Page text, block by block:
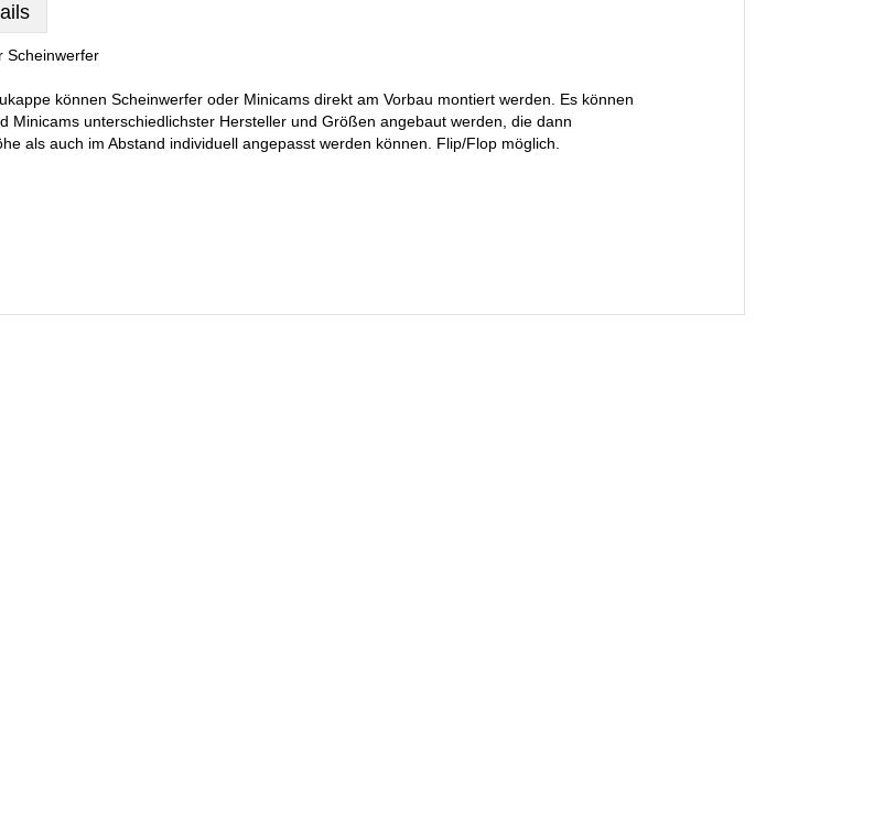
Scheinwerfer
können Scheinwerfer oder Minicams direkt am Vorbau montiert werden. Es können
Minicams unterschiedlichster Hersteller und Größen angebaut werden, die dann
als auch im Abstand individuell angepasst werden können. Flip/Flop möglich.